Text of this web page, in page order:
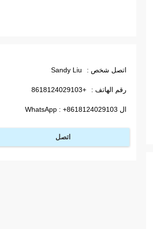
اتصل شخص : Sandy Liu
رقم الهاتف : +8618124029103
ال WhatsApp : +8618124029103
اتصل